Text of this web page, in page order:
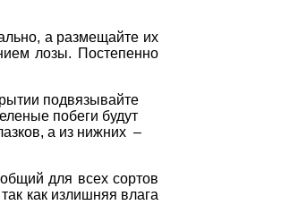
а размещайте их
лозы. Постепенно
подвязывайте
побеги будут
а из нижних –
для всех сортов
как излишняя влага